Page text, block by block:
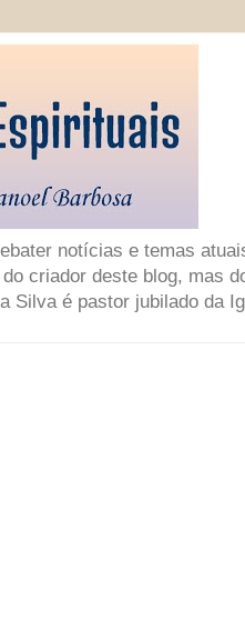
notícias e temas
criador deste blog, mas
Silva é pastor jubilado da